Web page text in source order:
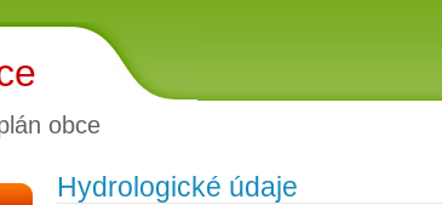
obce
Hydrologické údaje